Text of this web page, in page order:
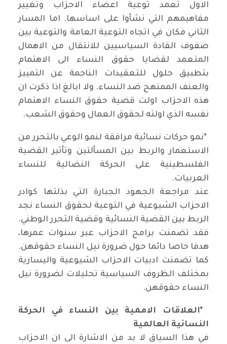
الاول تعمد توعية اعضاء الاحزاب وتغيير
مفاهيمهم التي نشأوا على اساسها. اما المسار
الثاني فكان في اتجاه التوعية العامة والتوعية بين
صفوف القادة السياسيين للانتقال من الاهمال
المتعمد لقضايا حقوق النساء الى الاهتمام
بتطبيق حلول للتعقيدات الناجمة عن التمييز
والعنف الممنهج ضد النساء. ولا ابالغ اذا ذكرت ان
هذه الاحزاب اولت قضية حقوق النساء الاهتمام
نفسه الذي اولته لحقوق العمال وحقوق الشعب.
*نمو حركات نسائية مرافقة لنمو الوعي بالتحرر من
الاستعمار والربط بين المسألتين وتأثير القضية
الفلسطينية على الحركة النضالية للنساء
العربيات.
عند مراجعة الجهود الجبارة التي بذلتها كوادر
الاحزاب الشيوعية في التوعية لحقوق النساء نجد
الربط بين القضية النسائية وقضية التحرر الوطني.
فقد تضمنت برامج الاحزاب عبر سنوات عمرها،
هدفا خاصا دائما حول ضرورة نيل النساء حقوقهن.
كما تضمنت ادبيات الاحزاب الشيوعية واليسارية
بمختلف الظروف السياسية تحليلات لضرورة نيل
النساء حقوقهن.
*العلاقات الاممية بين النساء في الحركة
النسائية العالمية
في هذا السياق لا بد من الاشارة الى ان الاحزاب